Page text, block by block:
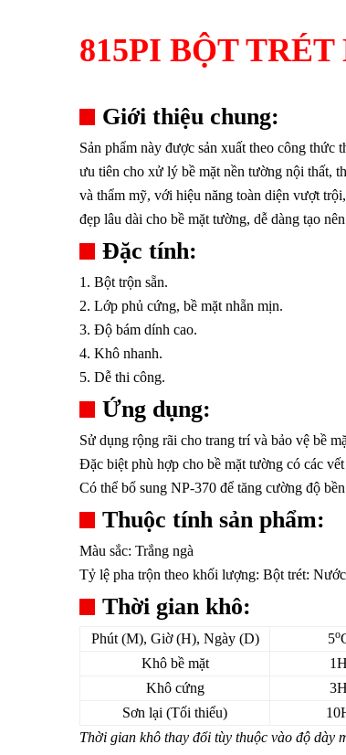
815PI BỘT
Giới thiệu chung:
Sản phẩm này được sản xuất theo công
ưu tiên cho xử lý bề mặt nền tường nội thất,
và thẩm mỹ, với hiệu năng toàn diện vượt
đẹp lâu dài cho bề mặt tường, dễ dàng tạo
Đặc tính:
1. Bột trộn sẵn.
2. Lớp phủ cứng, bề mặt nhẵn mịn.
3. Độ bám dính cao.
4. Khô nhanh.
5. Dễ thi công.
Ứng dụng:
Sử dụng rộng rãi cho trang trí và bảo vệ bề
Đặc biệt phù hợp cho bề mặt tường có các
Có thể bổ sung NP-370 để tăng cường độ
Thuộc tính sản phẩm:
Màu sắc: Trắng ngà
Tỷ lệ pha trộn theo khối lượng: Bột trét:
Thời gian khô:
Phút (M), Giờ (H), Ngày (D) 5o
Khô bề mặt
1H
Khô cứng
3H
Sơn lại (Tối thiểu)
Thời gian khô thay đổi tùy thuộc vào độ dày